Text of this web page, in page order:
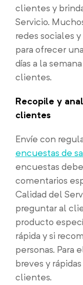
clientes y
Servicio.
redes sociales
para ofrecer
días a la
clientes.
Recopile y
clientes
Envíe con
encuestas de
encuestas
comentarios
Calidad del
preguntar al
producto
rápida y si
personas. Para
breves y
clientes.